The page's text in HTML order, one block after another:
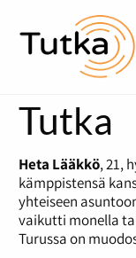
Tutka
Heta Lääkkö, 21,
kämppistensä
yhteiseen
vaikutti monella
Turussa on